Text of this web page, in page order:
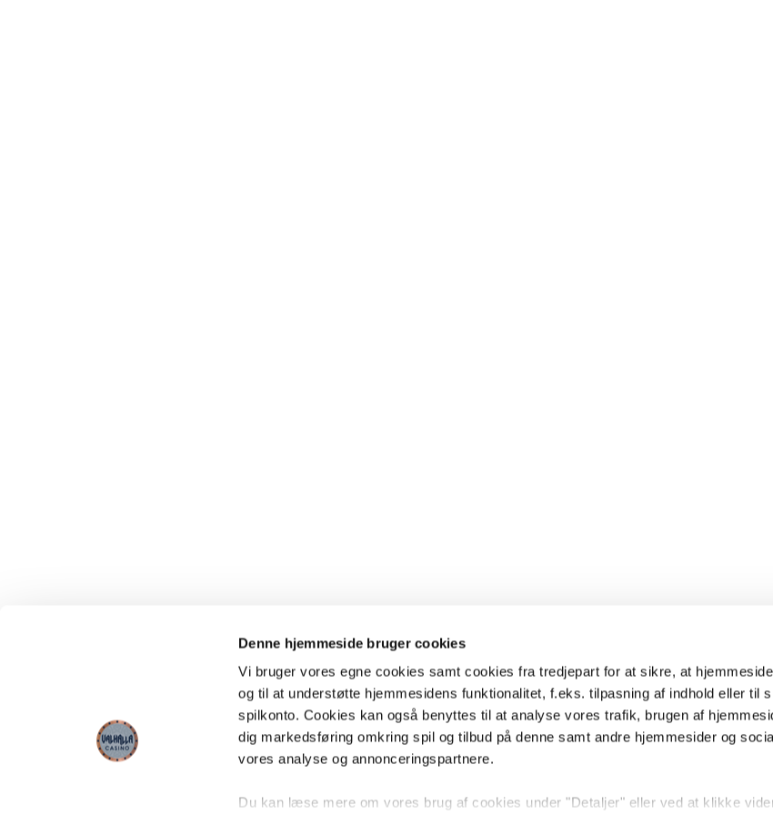
Denne hjemmeside bruger cookies
Vi bruger vores egne cookies samt cookies fra tredjepart for at sikre, at
og til at understøtte hjemmesidens funktionalitet, f.eks. tilpasning af indhold eller til
spilkonto. Cookies kan også benyttes til at analyse vores trafik, brugen af
dig markedsføring omkring spil og tilbud på denne samt andre hjemmesider og
vores analyse og annonceringspartnere.
Du kan læse mere om vores brug af cookies under "Detaljer" eller ved at klikke